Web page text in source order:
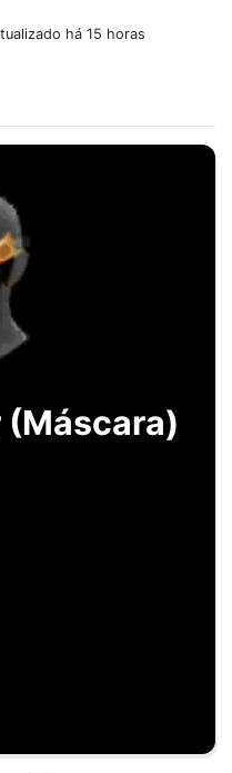
há 15 horas
(Máscara)